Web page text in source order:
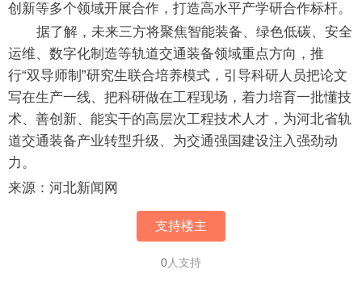
创新等多个领域开展合作，打造高水平产学研合作标杆。
据了解，未来三方将聚焦智能装备、绿色低碳、安全
运维、数字化制造等轨道交通装备领域重点方向，推
行“双导师制”研究生联合培养模式，引导科研人员把论文
写在生产一线、把科研做在工程现场，着力培育一批懂技
术、善创新、能实干的高层次工程技术人才，为河北省轨
道交通装备产业转型升级、为交通强国建设注入强劲动
力。
来源：河北新闻网
支持楼主
0人支持